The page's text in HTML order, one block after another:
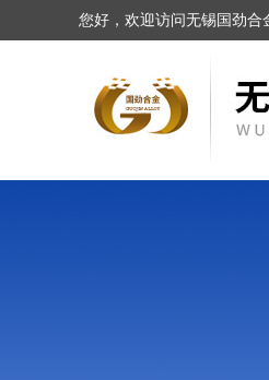
您好，欢迎访问无锡国劲合